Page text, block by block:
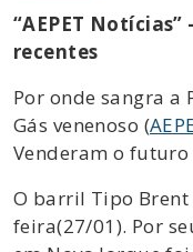
“AEPET
recentes
Por onde sangra a
Gás venenoso (
Venderam o
O barril Tipo Brent
feira(27/01). Por